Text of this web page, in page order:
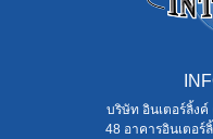
บริษัท อินเตอร์ลิ้ง
48 อาคารอินเตอร์